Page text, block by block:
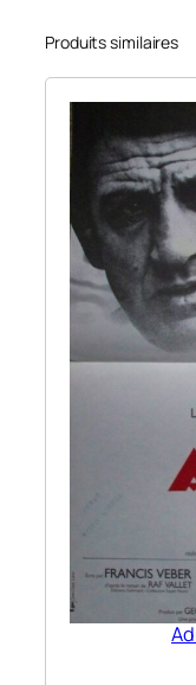
Produits similaires